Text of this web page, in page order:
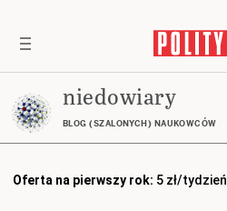
niedowiary
BLOG (SZALONYCH) NAUKOWCÓW
Oferta na pierwszy rok: 5 zł/tydzień